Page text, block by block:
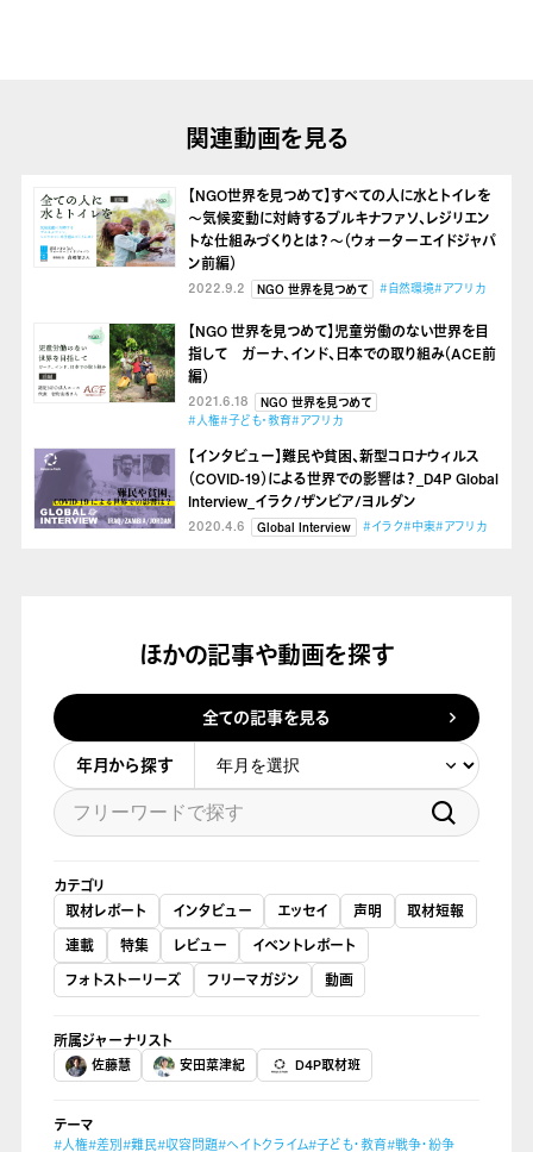
関連動画を見る
【NGO世界を見つめて】すべての人に水とトイレを
〜気候変動に対峙するブルキナファソ、レジリエン
トな仕組みづくりとは？〜（ウォーターエイドジャパ
ン前編）
2022.9.2 NGO 世界を見つめて #自然環境#アフリカ
【NGO 世界を見つめて】児童労働のない世界を目
指して ガーナ、インド、日本での取り組み（ACE前
編）
2021.6.18
NGO 世界を見つめて
#人権#子ども・教育#アフリカ
【インタビュー】難民や貧困、新型コロナウィルス
（COVID-19）による世界での影響は？_D4P Global
Interview_イラク/ザンビア/ヨルダン
2020.4.6 Global Interview #イラク#中東#アフリカ
ほかの記事や動画を探す
全ての記事を見る
年月から探す
カテゴリ
取材レポート
インタビュー エッセイ 声明
取材短報
連載
特集 レビュー
イベントレポート
フォトストーリーズ
フリーマガジン 動画
所属ジャーナリスト
佐藤慧 安田菜津紀 D4P取材班
テーマ
#人権#差別#難民#収容問題#ヘイトクライム#子ども・教育#戦争・紛争